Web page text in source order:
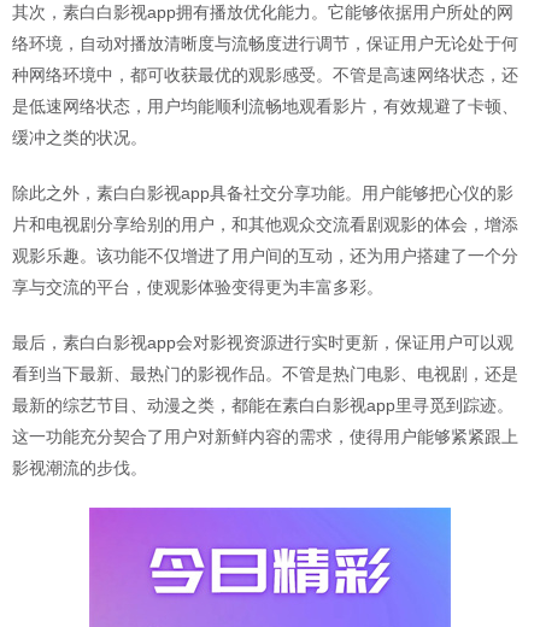
其次，素白白影视app拥有播放优化能力。它能够依据用户所处的网
络环境，自动对播放清晰度与流畅度进行调节，保证用户无论处于何
种网络环境中，都可收获最优的观影感受。不管是高速网络状态，还
是低速网络状态，用户均能顺利流畅地观看影片，有效规避了卡顿、
缓冲之类的状况。
除此之外，素白白影视app具备社交分享功能。用户能够把心仪的影
片和电视剧分享给别的用户，和其他观众交流看剧观影的体会，增添
观影乐趣。该功能不仅增进了用户间的互动，还为用户搭建了一个分
享与交流的平台，使观影体验变得更为丰富多彩。
最后，素白白影视app会对影视资源进行实时更新，保证用户可以观
看到当下最新、最热门的影视作品。不管是热门电影、电视剧，还是
最新的综艺节目、动漫之类，都能在素白白影视app里寻觅到踪迹。
这一功能充分契合了用户对新鲜内容的需求，使得用户能够紧紧跟上
影视潮流的步伐。